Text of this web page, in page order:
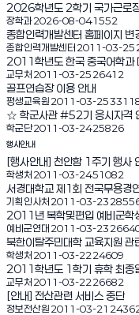
2026학년도 2학기 국가근로
장학과2026-08-04조회수:
1552
종합인력개발센터 홈페이지 변
종합인력개발센터 2011-03-25
2011학년도 한국 중국어학과
교무처 2011-03-25 조회수:
26412
골프연습장 이용 안내
평생교육원 2011-03-25조회수:
☆ 학군사관 #52기 응시자격
학군단2011-03-24조회수:
25826
행사안내
[행사안내] 천안함 1주기 행사
학생처 2011-03-24조회수:
51082
서경대학교 제1회 전국무용경
기획인사처 2011-03-23 조회수:
2011년 복학및편입 예비군학
예비군연대 2011-03-23 조회수:
북한이탈주민대학 교육지원
학생처 2011-03-22 조회수:
24609
2011학년도 1학기 휴학 최종
교무처 2011-03-22 조회수:
26682
[안내] 전산관련 서비스 중단
정보전산원 2011-03-21 조회수: